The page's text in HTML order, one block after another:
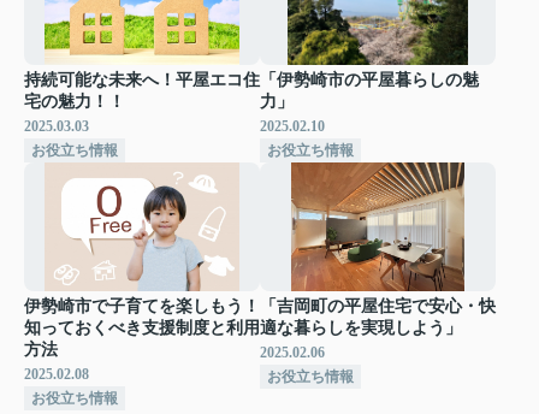
持続可能な未来へ！平屋エコ住
宅の魅力！！
2025.03.03
お役立ち情報
「伊勢崎市の平屋暮らしの魅
力」
2025.02.10
お役立ち情報
伊勢崎市で子育てを楽しもう！
知っておくべき支援制度と利用
方法
2025.02.08
お役立ち情報
「吉岡町の平屋住宅で安心・快
適な暮らしを実現しよう」
2025.02.06
お役立ち情報